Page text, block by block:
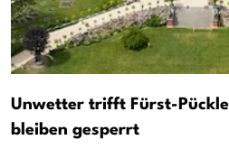
Unwetter trifft Fürst-
bleiben gesperrt